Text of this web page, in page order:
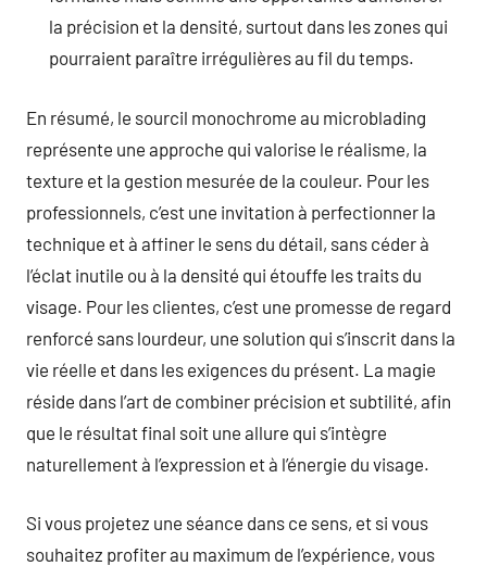
la précision et la densité, surtout dans les zones qui
pourraient paraître irrégulières au fil du temps.
En résumé, le sourcil monochrome au microblading
représente une approche qui valorise le réalisme, la
texture et la gestion mesurée de la couleur. Pour les
professionnels, c’est une invitation à perfectionner la
technique et à affiner le sens du détail, sans céder à
l’éclat inutile ou à la densité qui étouffe les traits du
visage. Pour les clientes, c’est une promesse de regard
renforcé sans lourdeur, une solution qui s’inscrit dans la
vie réelle et dans les exigences du présent. La magie
réside dans l’art de combiner précision et subtilité, afin
que le résultat final soit une allure qui s’intègre
naturellement à l’expression et à l’énergie du visage.
Si vous projetez une séance dans ce sens, et si vous
souhaitez profiter au maximum de l’expérience, vous